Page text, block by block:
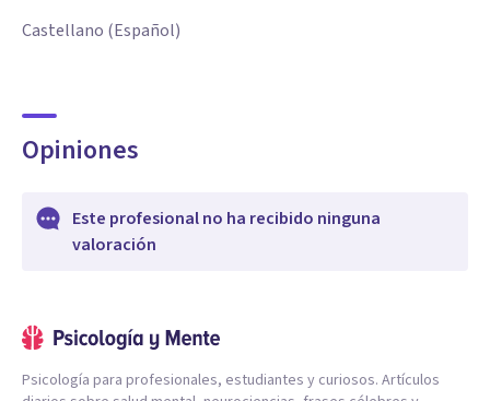
Castellano (Español)
Opiniones
Este profesional no ha recibido ninguna
valoración
Psicología para profesionales, estudiantes y curiosos. Artículos